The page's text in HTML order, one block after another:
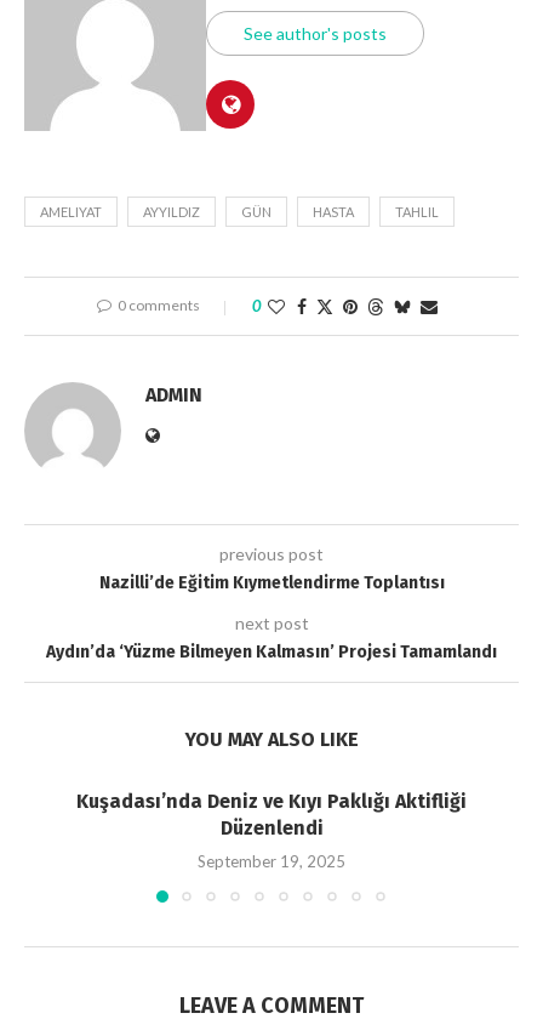
See author's posts
AMELIYAT AYYILDIZ GÜN HASTA TAHLIL
0 comments 0
ADMIN
previous post
Nazilli’de Eğitim Kıymetlendirme Toplantısı
next post
Aydın’da ‘Yüzme Bilmeyen Kalmasın’ Projesi Tamamlandı
YOU MAY ALSO LIKE
Kuşadası’nda Deniz ve Kıyı Paklığı Aktifliği
Düzenlendi
September 19, 2025
LEAVE A COMMENT